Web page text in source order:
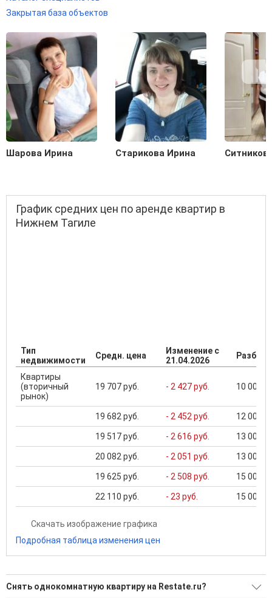
Закрытая база объектов
Шарова Ирина Старикова Ирина
График средних цен по аренде квартир в
Нижнем Тагиле
Тип
недвижимости
Средн. цена
Изменение с
21.04.2026
Квартиры
(вторичный
рынок)
19 707 руб. - 2 427 руб. 10 000
19 682 руб. - 2 452 руб. 12 000
19 517 руб. - 2 616 руб. 13 000
20 082 руб. - 2 051 руб. 13 000
19 625 руб. - 2 508 руб. 15 000
22 110 руб. - 23 руб. 15 000
Скачать изображение графика
Подробная таблица изменения цен
Снять однокомнатную квартиру на Restate.ru?